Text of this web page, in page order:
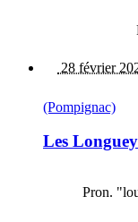
28 février
(Pompignac)
Les
Pron.